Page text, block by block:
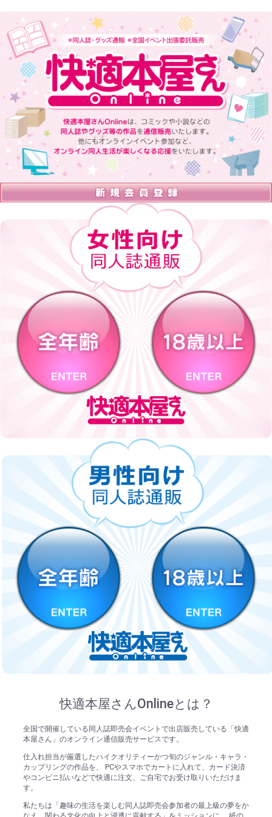
快適本屋さんOnlineは、 コミックや小説などの同人誌やグッズ等の
作品を通信販売いたします。
快適本屋さんOnlineとは？
全国で開催している同人誌即売会イベントで出店販売している「快適
本屋さん」のオンライン通信販売サービスです。
仕入れ担当が厳選したハイクオリティーかつ旬のジャンル・キャラ・
カップリングの作品を、 PCやスマホでカートに入れて、カード決済
やコンビニ払いなどで快適に注文、ご自宅でお受け取りいただけま
す。
私たちは「趣味の生活を楽しむ同人誌即売会参加者の最上級の夢をか